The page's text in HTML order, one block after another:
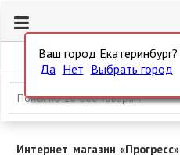
Ваш город Екатеринбург?
Да Нет Выбрать город
Интернет магазин «Прогресс»